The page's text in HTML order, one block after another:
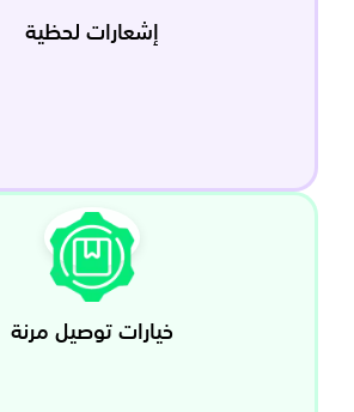
إشعارات لحظية
خيارات توصيل مرنة